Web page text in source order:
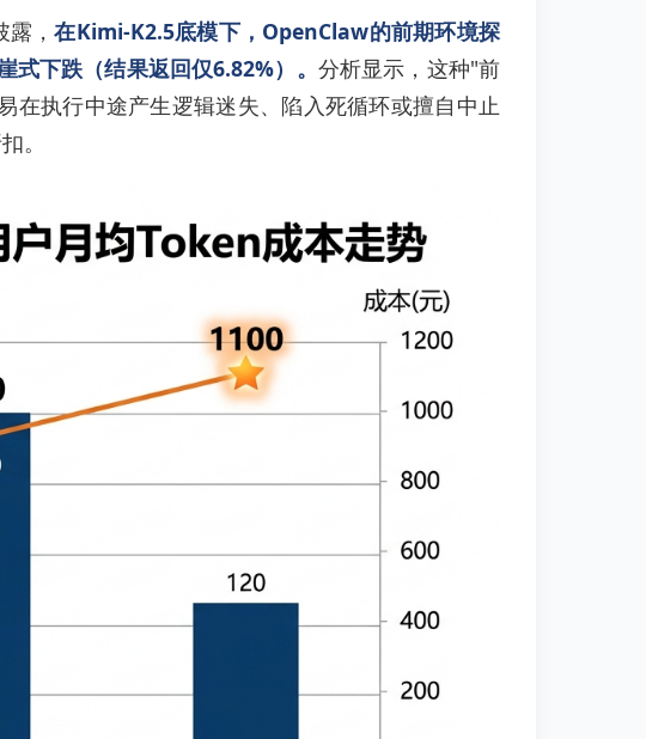
露，在Kimi-K2.5底模下，OpenClaw的前期环境探
下跌（结果返回仅6.82%）。 分析显示，这种"前
在执行中途产生逻辑迷失、陷入死循环或擅自中止
。